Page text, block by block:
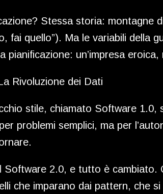
Stessa storia: montagne
fai quello”). Ma le variabili della
pianificazione: un’impresa
Rivoluzione dei Dati
stile, chiamato Software
problemi semplici, ma per
Software 2.0, e tutto è cambiato.
che imparano dai pattern, che